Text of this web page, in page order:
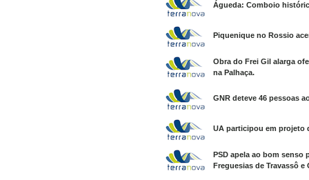
Águeda: Comboio
Piquenique no Rossio
Obra do Frei Gil alarga
na Palhaça.
GNR deteve 46 pessoas
UA participou em projeto
PSD apela ao bom senso
Freguesias de Travassô e